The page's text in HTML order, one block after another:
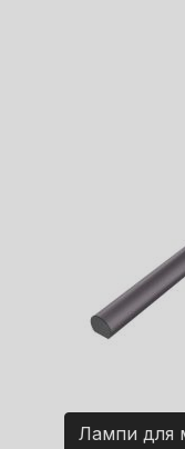
Лампи для